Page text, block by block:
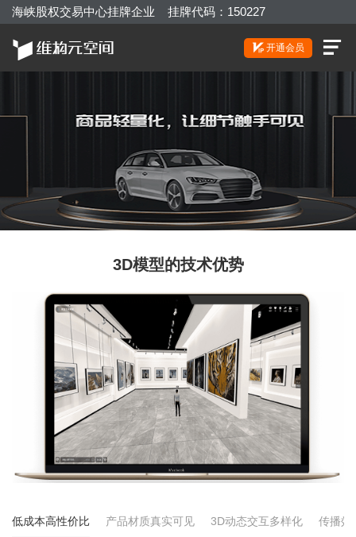
海峡股权交易中心挂牌企业 挂牌代码：150227
开通会员
3D模型的技术优势
低成本高性价比 产品材质真实可见 3D动态交互多样化 传播效